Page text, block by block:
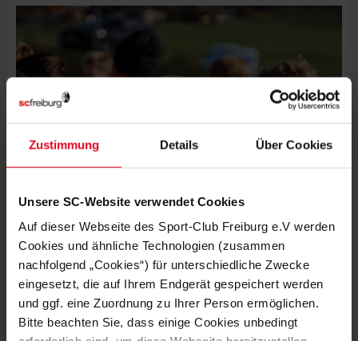
Zustimmung Details Über Cookies
Unsere SC-Website verwendet Cookies
Auf dieser Webseite des Sport-Club Freiburg e.V werden
Cookies und ähnliche Technologien (zusammen
nachfolgend „Cookies“) für unterschiedliche Zwecke
eingesetzt, die auf Ihrem Endgerät gespeichert werden
und ggf. eine Zuordnung zu Ihrer Person ermöglichen.
Bitte beachten Sie, dass einige Cookies unbedingt